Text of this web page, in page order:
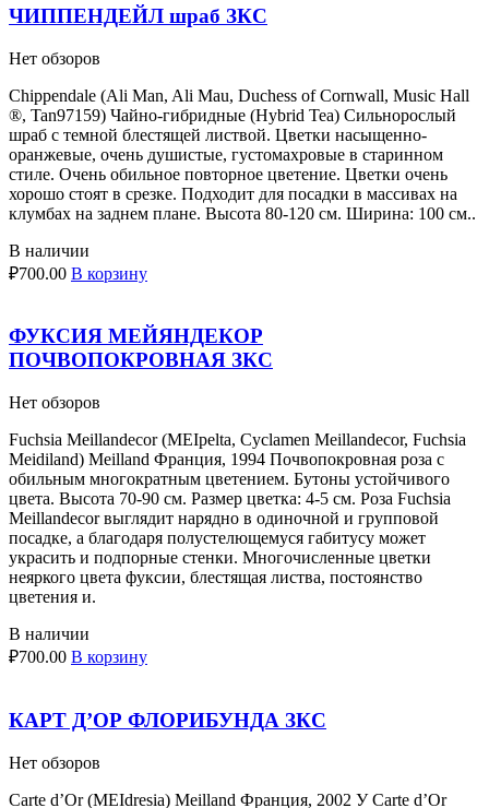
ЧИППЕНДЕЙЛ шраб ЗКС
Нет обзоров
Chippendale (Ali Man, Ali Mau, Duchess of Cornwall, Music Hall
®, Tan97159) Чайно-гибридные (Hybrid Tea) Сильнорослый
шраб с темной блестящей листвой. Цветки насыщенно-
оранжевые, очень душистые, густомахровые в старинном
стиле. Очень обильное повторное цветение. Цветки очень
хорошо стоят в срезке. Подходит для посадки в массивах на
клумбах на заднем плане. Высота 80-120 см. Ширина: 100 см..
В наличии
₽700.00 В корзину
ФУКСИЯ МЕЙЯНДЕКОР
ПОЧВОПОКРОВНАЯ ЗКС
Нет обзоров
Fuchsia Meillandecor (MEIpelta, Cyclamen Meillandecor, Fuchsia
Meidiland) Meilland Франция, 1994 Почвопокровная роза с
обильным многократным цветением. Бутоны устойчивого
цвета. Высота 70-90 см. Размер цветка: 4-5 см. Роза Fuchsia
Meillandecor выглядит нарядно в одиночной и групповой
посадке, а благодаря полустелющемуся габитусу может
украсить и подпорные стенки. Многочисленные цветки
неяркого цвета фуксии, блестящая листва, постоянство
цветения и.
В наличии
₽700.00 В корзину
КАРТ Д’ОР ФЛОРИБУНДА ЗКС
Нет обзоров
Carte d’Or (MEIdresia) Meilland Франция, 2002 У Carte d’Or